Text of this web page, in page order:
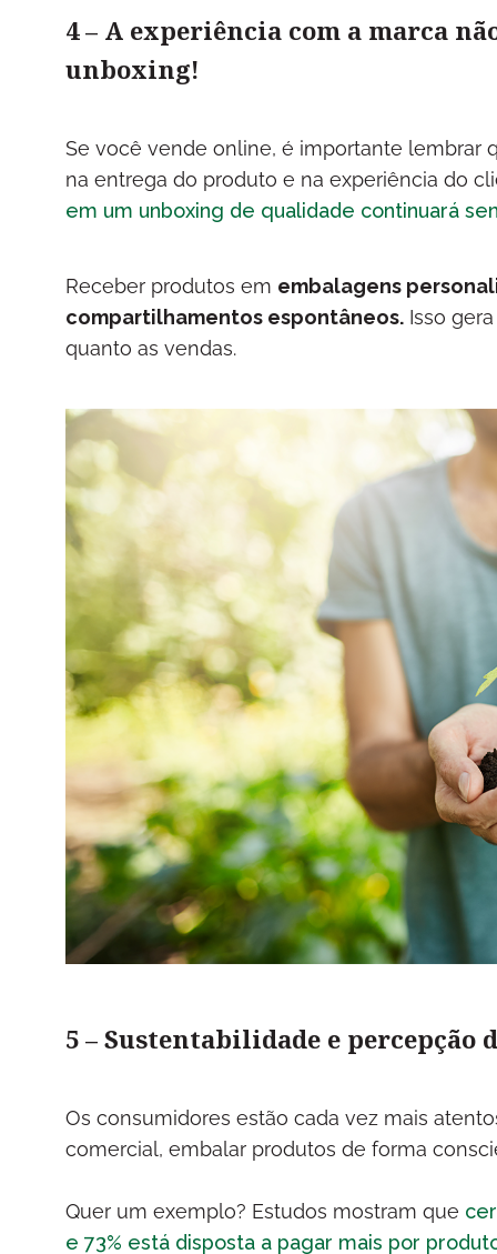
4 – A experiência com a marca
unboxing!
Se você vende online, é importante lembrar
na entrega do produto e na experiência do
em um unboxing de qualidade continuará
Receber produtos em embalagens
compartilhamentos espontâneos.Isso gera
quanto as vendas.
5 – Sustentabilidade e percepção
Os consumidores estão cada vez mais
comercial, embalar produtos de forma
Quer um exemplo? Estudos mostram que
e 73% está disposta a pagar mais por